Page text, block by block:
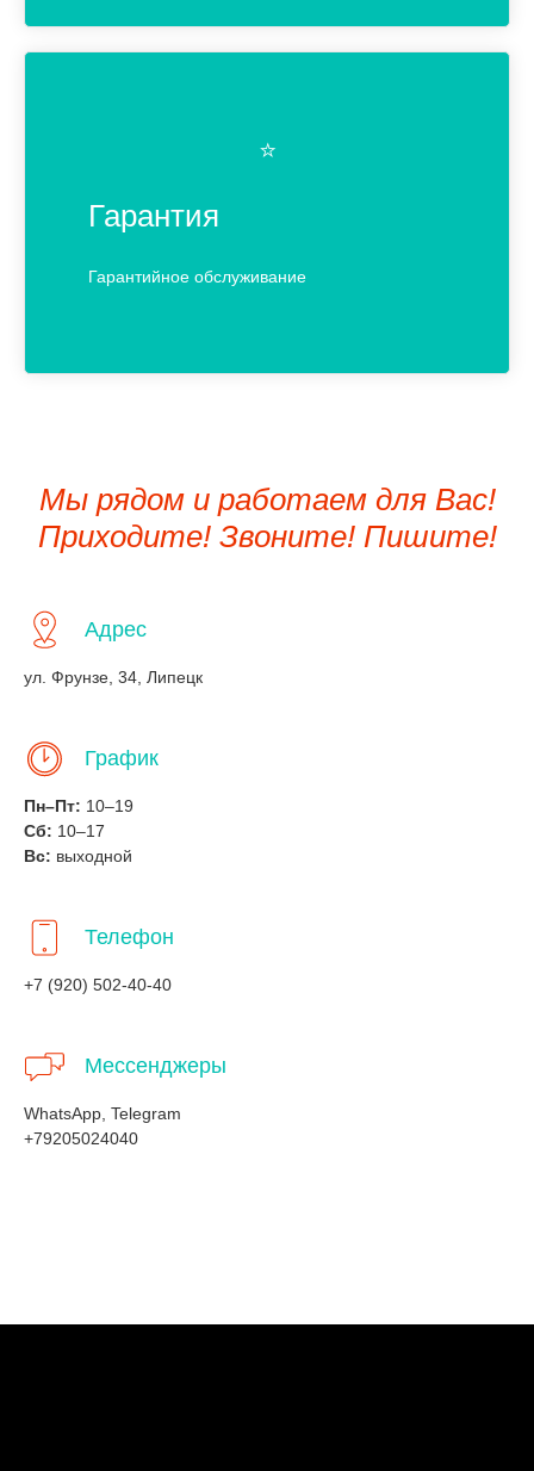
⭐️
Гарантия
Гарантийное обслуживание
Мы рядом и работаем для Вас!
Приходите! Звоните! Пишите!
Адрес
ул. Фрунзе, 34, Липецк
График
Пн–Пт: 10–19
Сб: 10–17
Вс: выходной
Телефон
+7 (920) 502-40-40
Мессенджеры
WhatsApp, Telegram
+79205024040